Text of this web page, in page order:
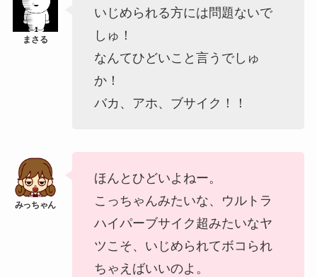
いじめられる方には問題ないで
しゅ！
なんてひどいこと言うでしゅ
か！
バカ、アホ、ブサイク！！
ほんとひどいよねー。
こっちゃんみたいな、ウルトラ
ハイパーブサイク超みたいなヤ
ツこそ、いじめられてボコられ
ちゃえばいいのよ。